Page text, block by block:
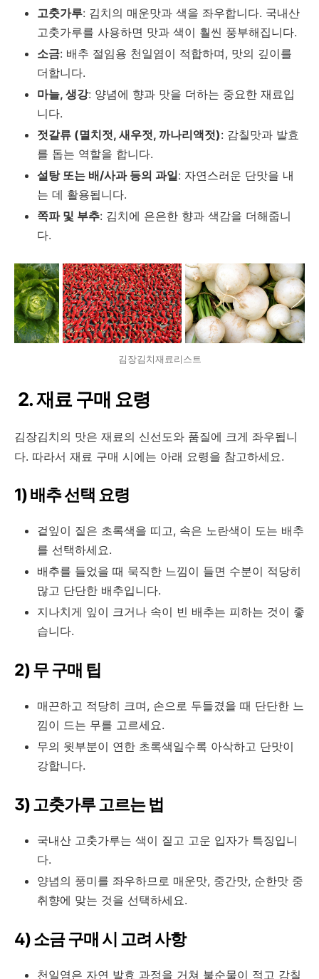
고춧가루: 김치의 매운맛과 색을 좌우합니다. 국내산
고춧가루를 사용하면 맛과 색이 훨씬 풍부해집니다.
소금: 배추 절임용 천일염이 적합하며, 맛의 깊이를
더합니다.
마늘, 생강: 양념에 향과 맛을 더하는 중요한 재료입
니다.
젓갈류 (멸치젓, 새우젓, 까나리액젓): 감칠맛과 발효
를 돕는 역할을 합니다.
설탕 또는 배/사과 등의 과일: 자연스러운 단맛을 내
는 데 활용됩니다.
쪽파 및 부추: 김치에 은은한 향과 색감을 더해줍니
다.
김장김치재료리스트
2. 재료 구매 요령
김장김치의 맛은 재료의 신선도와 품질에 크게 좌우됩니
다. 따라서 재료 구매 시에는 아래 요령을 참고하세요.
1) 배추 선택 요령
겉잎이 짙은 초록색을 띠고, 속은 노란색이 도는 배추
를 선택하세요.
배추를 들었을 때 묵직한 느낌이 들면 수분이 적당히
많고 단단한 배추입니다.
지나치게 잎이 크거나 속이 빈 배추는 피하는 것이 좋
습니다.
2) 무 구매 팁
매끈하고 적당히 크며, 손으로 두들겼을 때 단단한 느
낌이 드는 무를 고르세요.
무의 윗부분이 연한 초록색일수록 아삭하고 단맛이
강합니다.
3) 고춧가루 고르는 법
국내산 고춧가루는 색이 짙고 고운 입자가 특징입니
다.
양념의 풍미를 좌우하므로 매운맛, 중간맛, 순한맛 중
취향에 맞는 것을 선택하세요.
4) 소금 구매 시 고려 사항
천일염은 자연 발효 과정을 거쳐 불순물이 적고 감칠